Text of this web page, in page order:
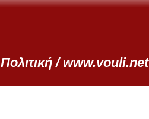
Πολιτική / www.vouli.net